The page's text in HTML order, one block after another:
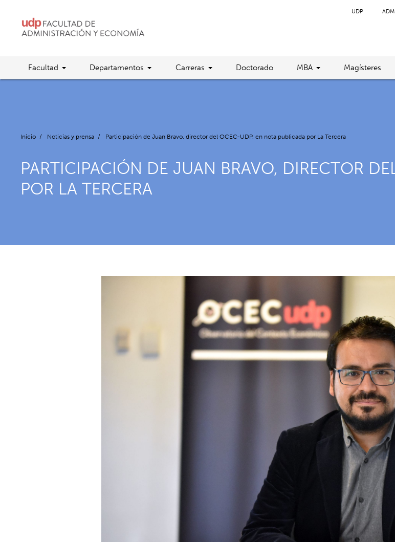
UDP
Facultad Departamentos Carreras Doctorado MBA Magísteres
Inicio / Noticias y prensa / Participación de Juan Bravo, director del OCEC-UDP, en nota publicada por La Tercera
PARTICIPACIÓN DE JUAN BRAVO, DIRECTOR
POR LA TERCERA